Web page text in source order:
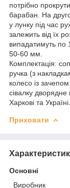
потрібно
барабан. На
у лунку під час
залежить від їх
випадатимуть по
50-60 мм.
Комплектація:
ручка (з
колесо із
сівалку
Харкові та Україні.
Приховати
Основні
Виробник